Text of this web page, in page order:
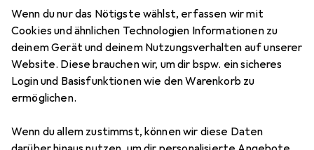
Wenn du nur das Nötigste wählst, erfassen wir mit
Cookies und ähnlichen Technologien Informationen zu
deinem Gerät und deinem Nutzungsverhalten auf unserer
Website. Diese brauchen wir, um dir bspw. ein sicheres
Login und Basisfunktionen wie den Warenkorb zu
ermöglichen.
Wenn du allem zustimmst, können wir diese Daten
Chloé Shower Gel
200 ml
Preis in EUR inkl. MwSt.
EUR
33,27 EUR
166,35/1l